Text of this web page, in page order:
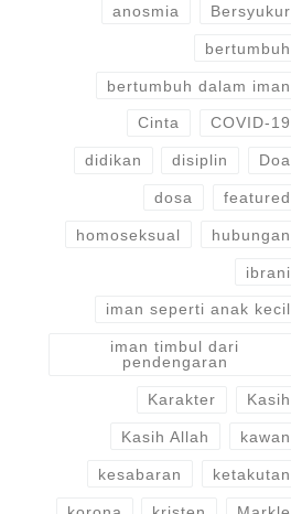
anosmia Bersyukur
bertumbuh
bertumbuh dalam iman
Cinta COVID-19
didikan disiplin Doa
dosa featured
homoseksual hubungan
ibrani
iman seperti anak kecil
iman timbul dari
pendengaran
Karakter Kasih
Kasih Allah kawan
kesabaran ketakutan